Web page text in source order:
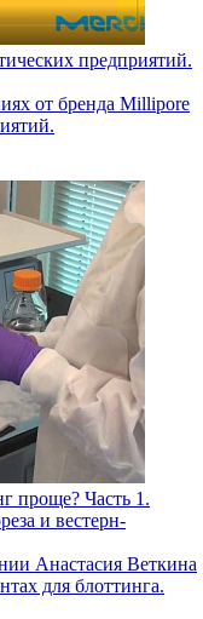
предприятий.
от бренда Millipore
проще? Часть 1.
и вестерн-
Анастасия Веткина
для блоттинга.